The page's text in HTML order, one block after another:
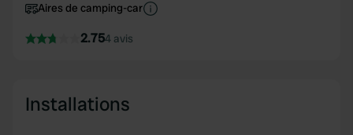
Aires de camping-car
2.754 avis
Installations